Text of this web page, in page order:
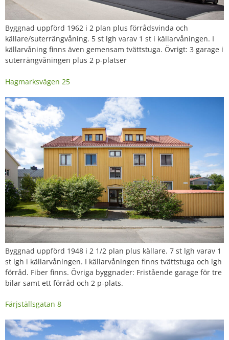
Byggnad uppförd 1962 i 2 plan plus förrådsvinda och
källare/suterrängvåning. 5 st lgh varav 1 st i källarvåningen. I
källarvåning finns även gemensam tvättstuga. Övrigt: 3 garage i
suterrängvåningen plus 2 p-platser
Hagmarksvägen 25
Byggnad uppförd 1948 i 2 1/2 plan plus källare. 7 st lgh varav 1
st lgh i källarvåningen. I källarvåningen finns tvättstuga och lgh
förråd. Fiber finns. Övriga byggnader: Fristående garage för tre
bilar samt ett förråd och 2 p-plats.
Färjställsgatan 8